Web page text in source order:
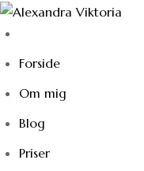
Skip
to
Forside
Om mig
Blog
Priser